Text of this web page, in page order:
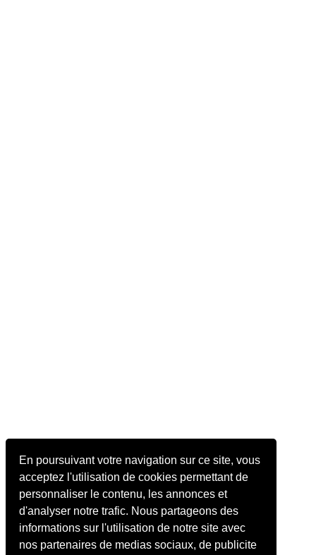
En poursuivant votre navigation sur ce site, vous
acceptez l'utilisation de cookies permettant de
personnaliser le contenu, les annonces et
d'analyser notre trafic. Nous partageons des
informations sur l'utilisation de notre site avec
nos partenaires de medias sociaux, de publicite